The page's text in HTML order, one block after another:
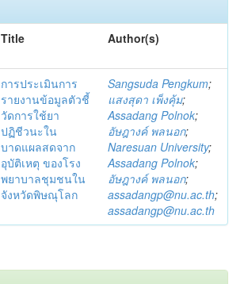
Title Author(s)
การประเมินการ
รายงานข้อมูลตัวชี้
วัดการใช้ยา
ปฏิชีวนะใน
บาดแผลสดจาก
อุบัติเหตุ ของโรง
พยาบาลชุมชนใน
จังหวัดพิษณุโลก
Sangsuda Pengkum;
แสงสุดา เพ็งคุ้ม;
Assadang Polnok;
อัษฎางค์ พลนอก;
Naresuan University;
Assadang Polnok;
อัษฎางค์ พลนอก;
assadangp@nu.ac.th;
assadangp@nu.ac.th